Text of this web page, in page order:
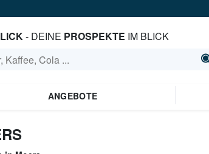
- DEINE PROSPEKTE IM BLICK
ANGEBOTE